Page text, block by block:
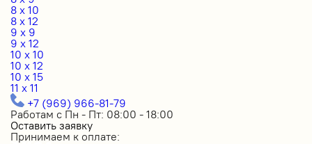
8 x 10
8 x 12
9 x 9
9 x 12
10 x 10
10 x 12
10 x 15
11 x 11
+7 (969) 966-81-79
Работам с Пн - Пт: 08:00 - 18:00
Оставить заявку
Принимаем к оплате: